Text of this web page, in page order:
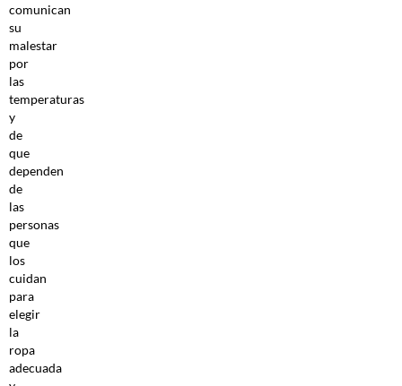
comunican
su
malestar
por
las
temperaturas
y
de
que
dependen
de
las
personas
que
los
cuidan
para
elegir
la
ropa
adecuada